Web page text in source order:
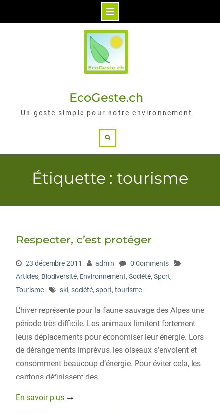
EcoGeste.ch
Un geste simple pour notre environnement
Étiquette : tourisme
Respecter, c’est protéger
23 décembre 2011 admin
0 Comments
Articles, Biodiversité, Environnement, Société, Sport,
Tourisme
ski, société, sport, tourisme
L’hiver représente pour la faune sauvage des Alpes une
période très difficile. Les animaux limitent fortement
leurs déplacements pour économiser leur énergie. Lors
de dérangements imprévus, les oiseaux s’envolent et
consomment beaucoup d’énergie. Pour éviter cela, les
cantons définissent des
En savoir plus